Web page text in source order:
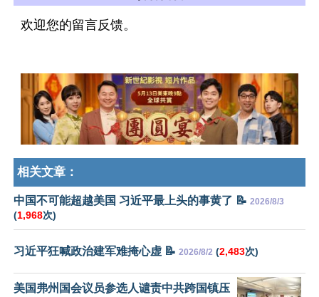
欢迎您的留言反馈。
相关文章：
中国不可能超越美国 习近平最上头的事黄了 📝 2026/8/3
(1,968次)
习近平狂喊政治建军难掩心虚 📝 2026/8/2 (2,483次)
美国弗州国会议员参选人谴责中共跨国镇压